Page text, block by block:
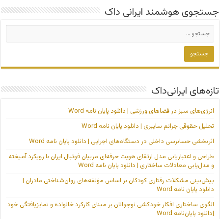
جستجوی هوشمند ایرانی داک
تازه‌های ایرانی‌داک
انرژی‌های سبز در فضاهای ورزشی | دانلود پایان نامه Word
تحلیل حقوقی جرائم سایبری | دانلود پایان نامه Word
اثربخشی حسابرسی داخلی در دستگاه‌های اجرایی | دانلود پایان نامه Word
طراحی و اعتباریابی مدل ارتقای هویت حرفه‌ای مربیان فوتبال ایران با رویکرد آمیخته
و مدل‌یابی معادلات ساختاری | دانلود پایان نامه Word
پیش‌بینی مشکلات رفتاری کودکان بر اساس مؤلفه‌های روان‌شناختی مادران |
دانلود پایان نامه Word
الگوی ساختاری افکار خودکشی نوجوانان بر مبنای کارکرد خانواده و تمایزیافتگی خود
|دانلود پایان‌نامه Word